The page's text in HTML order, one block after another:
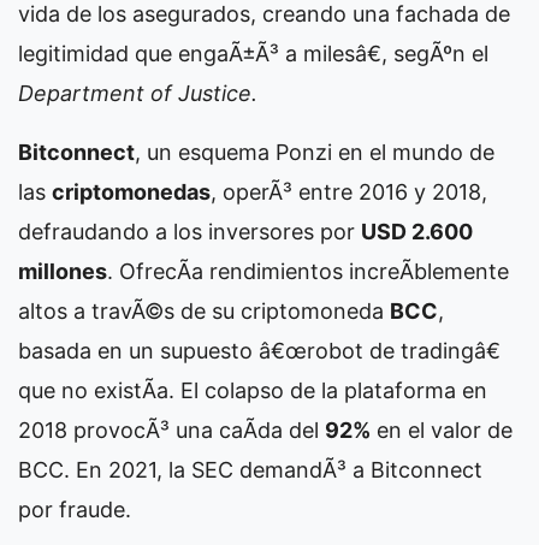
vida de los asegurados, creando una fachada de
legitimidad que engaÃ±Ã³ a milesâ€, segÃºn el
Department of Justice.
Bitconnect, un esquema Ponzi en el mundo de
las criptomonedas, operÃ³ entre 2016 y 2018,
defraudando a los inversores por USD 2.600
millones. OfrecÃ­a rendimientos increÃ­blemente
altos a travÃ©s de su criptomoneda BCC,
basada en un supuesto â€œrobot de tradingâ€
que no existÃ­a. El colapso de la plataforma en
2018 provocÃ³ una caÃ­da del 92% en el valor de
BCC. En 2021, la SEC demandÃ³ a Bitconnect
por fraude.